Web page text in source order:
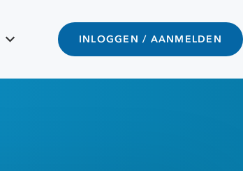
INLOGGEN / AANMELDEN